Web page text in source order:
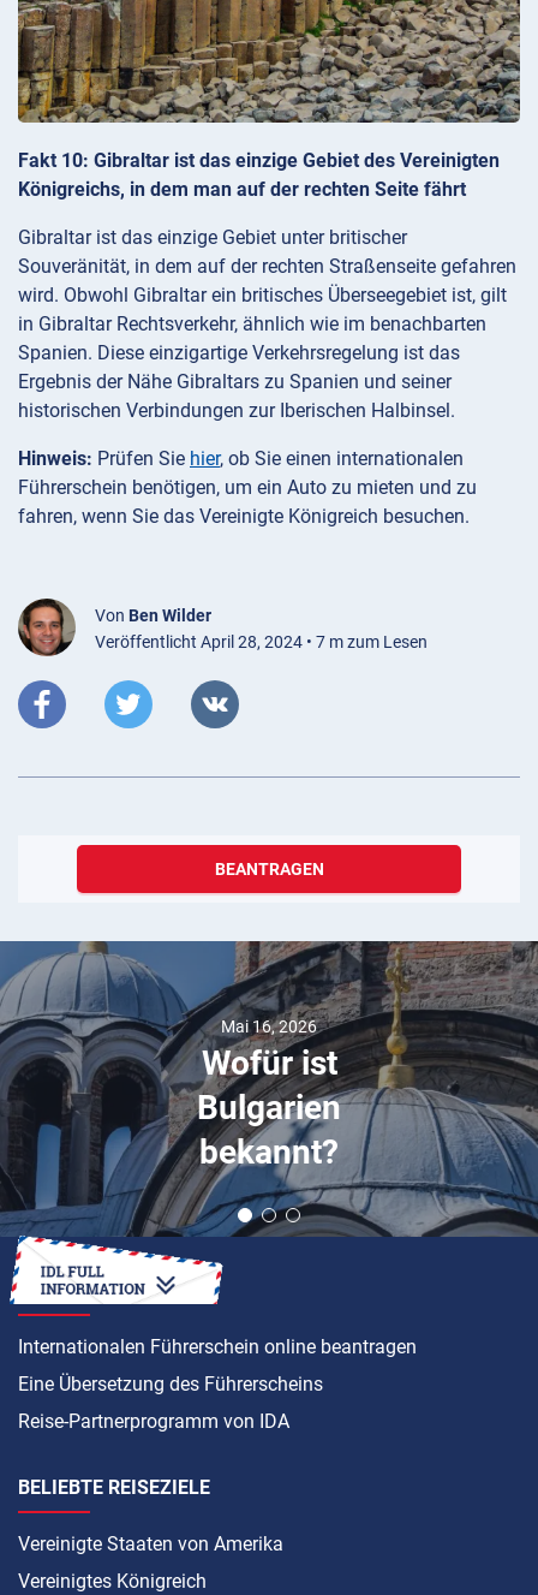
Fakt 10: Gibraltar ist das einzige Gebiet des Vereinigten
Königreichs, in dem man auf der rechten Seite fährt
Gibraltar ist das einzige Gebiet unter britischer
Souveränität, in dem auf der rechten Straßenseite gefahren
wird. Obwohl Gibraltar ein britisches Überseegebiet ist, gilt
in Gibraltar Rechtsverkehr, ähnlich wie im benachbarten
Spanien. Diese einzigartige Verkehrsregelung ist das
Ergebnis der Nähe Gibraltars zu Spanien und seiner
historischen Verbindungen zur Iberischen Halbinsel.
Hinweis: Prüfen Sie hier, ob Sie einen internationalen
Führerschein benötigen, um ein Auto zu mieten und zu
fahren, wenn Sie das Vereinigte Königreich besuchen.
Von Ben Wilder
Veröffentlicht April 28, 2024 • 7 m zum Lesen
BEANTRAGEN
Mai 16, 2026
Wofür ist
Bulgarien
bekannt?
ANLEITUNG
Internationalen Führerschein online beantragen
Eine Übersetzung des Führerscheins
Reise-Partnerprogramm von IDA
BELIEBTE REISEZIELE
Vereinigte Staaten von Amerika
Vereinigtes Königreich